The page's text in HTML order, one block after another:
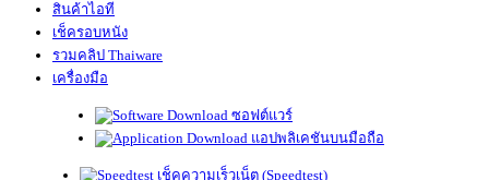
สินค้าไอที
เช็ครอบหนัง
รวมคลิป Thaiware
เครื่องมือ
ซอฟต์แวร์
แอปพลิเคชันบนมือถือ
เช็คความเร็วเน็ต (Speedtest)